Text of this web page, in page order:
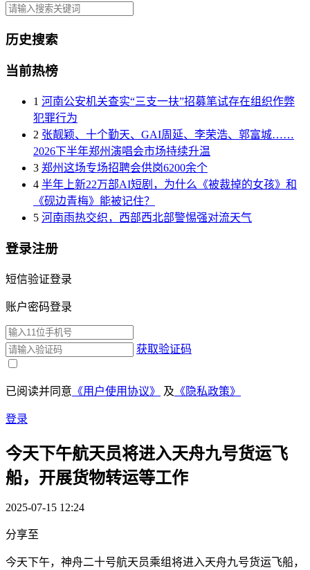
历史搜索
当前热榜
1 河南公安机关查实“三支一扶”招募笔试存在组织作弊
犯罪行为
2 张靓颖、十个勤天、GAI周延、李荣浩、郭富城……
2026下半年郑州演唱会市场持续升温
3 郑州这场专场招聘会供岗6200余个
4 半年上新22万部AI短剧，为什么《被裁掉的女孩》和
《砚边青梅》能被记住？
5 河南雨热交织，西部西北部警惕强对流天气
登录注册
短信验证登录
账户密码登录
获取验证码
已阅读并同意 《用户使用协议》 及 《隐私政策》
登录
今天下午航天员将进入天舟九号货运飞
船，开展货物转运等工作
2025-07-15 12:24
分享至
今天下午，神舟二十号航天员乘组将进入天舟九号货运飞船，